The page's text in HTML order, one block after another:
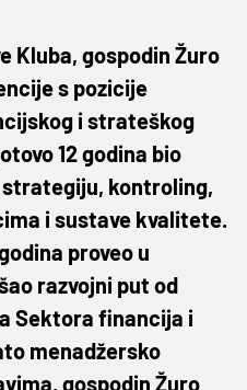
Kluba, gospodin Žuro
s pozicije
i strateškog
12 godina bio
kontroling,
i sustave kvalitete.
proveo u
razvojni put od
Sektora financija i
menadžersko
gospodin Žuro